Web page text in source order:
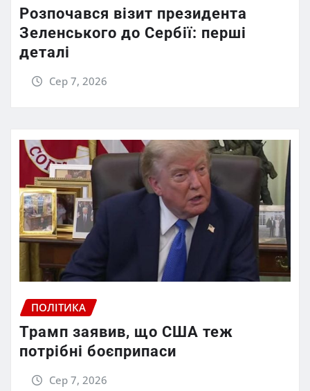
Розпочався візит президента
Зеленського до Сербії: перші
деталі
Сер 7, 2026
ПОЛІТИКА
Трамп заявив, що США теж
потрібні боєприпаси
Сер 7, 2026